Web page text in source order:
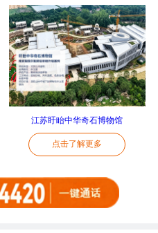
江苏盱眙中华奇石博物馆
点击了解更多